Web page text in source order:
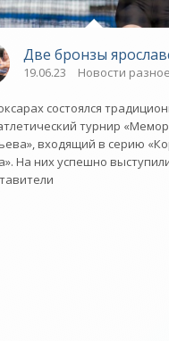
спорт»
Плавание / ВЕЛОСПОРТ /
Две бронзы
19.06.23 Новости
состоялся
турнир
входящий в серию
На них успешно